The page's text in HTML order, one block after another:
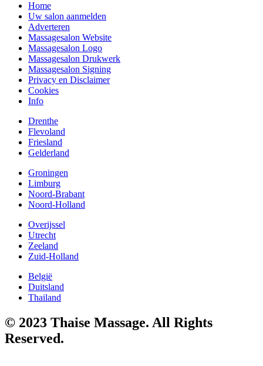
Home
Uw salon aanmelden
Adverteren
Massagesalon Website
Massagesalon Logo
Massagesalon Drukwerk
Massagesalon Signing
Privacy en Disclaimer
Cookies
Info
Drenthe
Flevoland
Friesland
Gelderland
Groningen
Limburg
Noord-Brabant
Noord-Holland
Overijssel
Utrecht
Zeeland
Zuid-Holland
België
Duitsland
Thailand
© 2023 Thaise Massage. All Rights
Reserved.